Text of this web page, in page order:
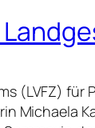
(LVFZ)
Michaela